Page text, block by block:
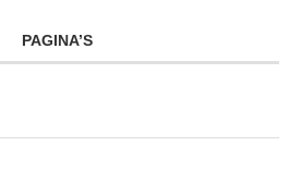
PAGINA’S